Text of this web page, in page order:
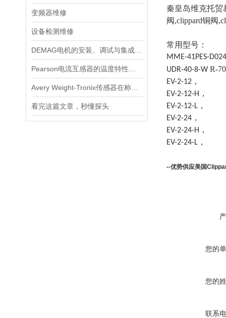
变频器维修
设备检测维修
看完这篇文章，秒懂探头
秦皇岛维克托贸
阀,clippard铜阀
常用型号：
MME-41PES-D024
UDR-40-8-W R-
EV-2-12，
EV-2-12-H，
EV-2-12-L，
EV-2-24，
EV-2-24-H，
EV-2-24-L，
--优势供应美国
您的
您的
联系